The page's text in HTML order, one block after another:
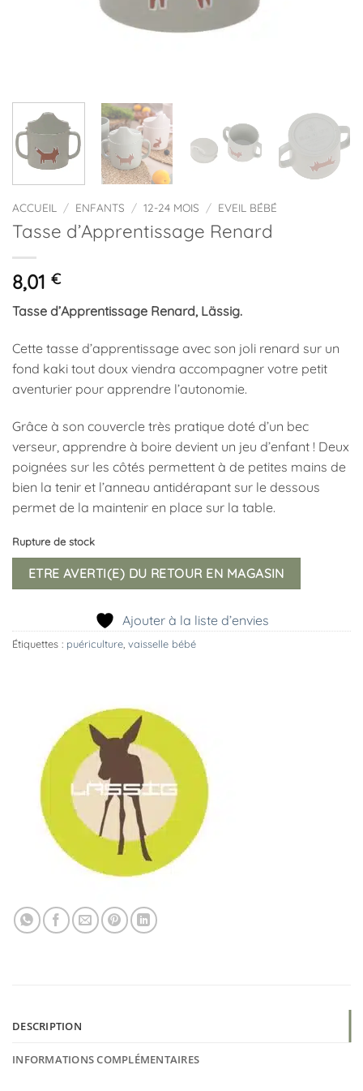
ACCUEIL / ENFANTS / 12-24 MOIS / EVEIL BÉBÉ
Tasse d’Apprentissage Renard
8,01 €
Tasse d’Apprentissage Renard, Lässig.
Cette tasse d’apprentissage avec son joli renard sur un
fond kaki tout doux viendra accompagner votre petit
aventurier pour apprendre l’autonomie.
Grâce à son couvercle très pratique doté d’un bec
verseur, apprendre à boire devient un jeu d’enfant ! Deux
poignées sur les côtés permettent à de petites mains de
bien la tenir et l’anneau antidérapant sur le dessous
permet de la maintenir en place sur la table.
Rupture de stock
ETRE AVERTI(E) DU RETOUR EN MAGASIN
Ajouter à la liste d’envies
Étiquettes : puériculture vaisselle bébé
DESCRIPTION
INFORMATIONS COMPLÉMENTAIRES